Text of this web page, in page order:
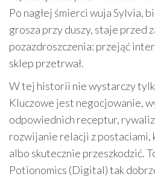
Po nagłej śmierci wuja Sylvia,
grosza przy duszy, staje przed
pozazdroszczenia: przejąć
sklep przetrwał.
W tej historii nie wystarczy
Kluczowe jest negocjowanie,
odpowiednich receptur,
rozwijanie relacji z postaciami,
albo skutecznie przeszkodzić.
Potionomics (Digital) tak